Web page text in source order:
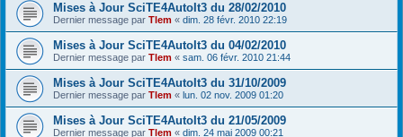
Mises à Jour SciTE4AutoIt3 du 28/02/2010
Dernier message par Tlem « dim. 28 févr. 2010 22:19
Mises à Jour SciTE4AutoIt3 du 04/02/2010
Dernier message par Tlem « sam. 06 févr. 2010 21:44
Mises à Jour SciTE4AutoIt3 du 31/10/2009
Dernier message par Tlem « lun. 02 nov. 2009 01:20
Mises à Jour SciTE4AutoIt3 du 21/05/2009
Dernier message par Tlem « dim. 24 mai 2009 00:21